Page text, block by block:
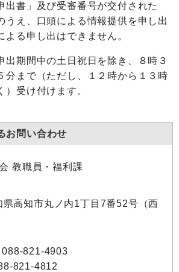
出書」及び受審番号が交付された
うえ、口頭による情報提供を申し出
よる申し出はできません。
期間中の土日祝日を除き、８時３
分まで（ただし、１２時から１３時
）受け付けます。
お問い合わせ
教職員・福利課
高知市丸ノ内1丁目7番52号（西
821-4903
821-4812